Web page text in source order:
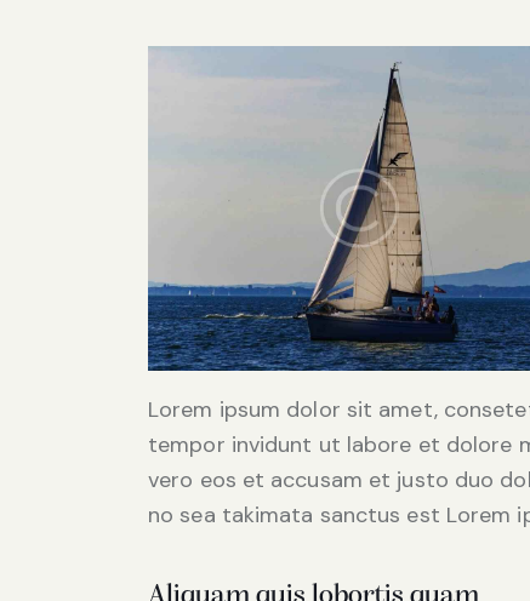
Lorem ipsum dolor sit amet,
tempor invidunt ut labore et dolore
vero eos et accusam et justo duo
no sea takimata sanctus est Lorem